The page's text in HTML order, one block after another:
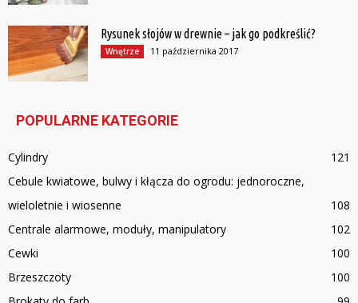
Rysunek słojów w drewnie – jak go podkreślić?
Wnętrze 11 października 2017
POPULARNE KATEGORIE
Cylindry
121
Cebule kwiatowe, bulwy i kłącza do ogrodu: jednoroczne,
wieloletnie i wiosenne
108
Centrale alarmowe, moduły, manipulatory
102
Cewki
100
Brzeszczoty
100